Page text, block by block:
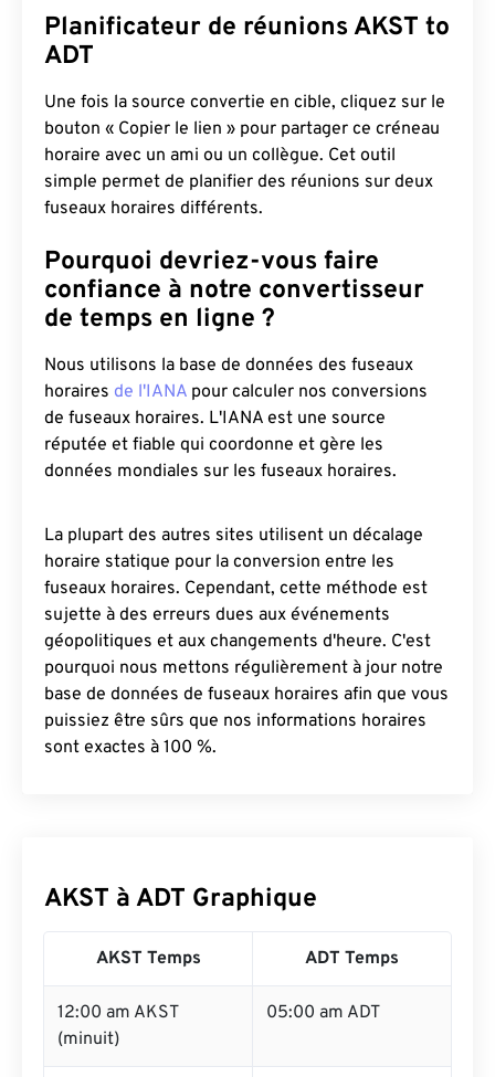
Planificateur de réunions AKST to
ADT
Une fois la source convertie en cible, cliquez sur le
bouton « Copier le lien » pour partager ce créneau
horaire avec un ami ou un collègue. Cet outil
simple permet de planifier des réunions sur deux
fuseaux horaires différents.
Pourquoi devriez-vous faire
confiance à notre convertisseur
de temps en ligne ?
Nous utilisons la base de données des fuseaux
horaires de l'IANA pour calculer nos conversions
de fuseaux horaires. L'IANA est une source
réputée et fiable qui coordonne et gère les
données mondiales sur les fuseaux horaires.
La plupart des autres sites utilisent un décalage
horaire statique pour la conversion entre les
fuseaux horaires. Cependant, cette méthode est
sujette à des erreurs dues aux événements
géopolitiques et aux changements d'heure. C'est
pourquoi nous mettons régulièrement à jour notre
base de données de fuseaux horaires afin que vous
puissiez être sûrs que nos informations horaires
sont exactes à 100 %.
AKST à ADT Graphique
AKST Temps ADT Temps
12:00 am AKST
(minuit)
05:00 am ADT